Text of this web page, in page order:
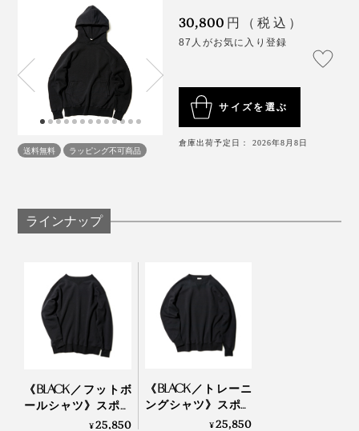
ボクシンググローブのような形をした「ハンドウォーマ
ーポケット」。カンガルーポケットは他社製品でも見ら
れますが、この形状はA.G. Spalding & Brosの専売特
許。
●ネームタグ
(左) ヴィンテージ、(右) 本品
腰元のリブ上に配されたネームタグも、当時のロゴを忠
実にしたデザイン。この数字フォントを再現するのに苦
労したのだとか。「MADE IN JAPAN」の文字が輝いて
います。
ない着心地です。
女性モデル：身長162cm（Sサイズ着用）
ゆっくり時間をかけて編まれたスウェットは、じっくり
と時間をかけて味が深まっていきます。厚めのヘビーウ
エイジングも楽しめます。
写真はスポルディング社のヴィンテージスウェット
入手した当時のスポルディングのカタログを読み込んで
化を図っていたことが分かります。
送料無料 ラッピング不可商品
30,800 円（税込）
87人がお気に入り登録
サイズを選ぶ
倉庫出荷予定日： 2026年8月8日
ラインナップ
《BLACK／フットボ
ールシャツ》スポル
ディング社の名作か
¥25,850
《BLACK／トレーニ
ングシャツ》スポル
ディング社の名作か
¥25,850